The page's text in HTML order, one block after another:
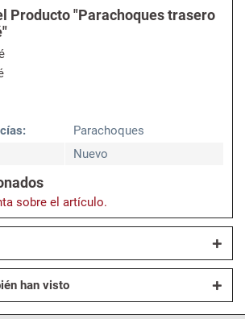
Producto "Parachoques trasero
Parachoques
Nuevo
sobre el artículo.
han visto